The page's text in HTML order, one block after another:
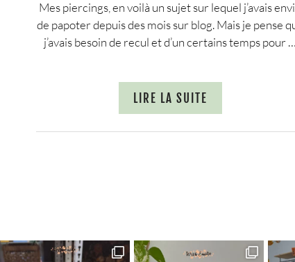
Mes piercings, en voilà un sujet sur lequel j’avais
de papoter depuis des mois sur blog. Mais je pense
j’avais besoin de recul et d’un certains temps pour …
LIRE LA SUITE